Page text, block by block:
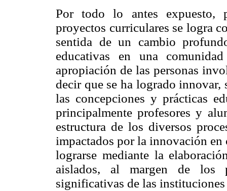
Por todo lo antes expuesto,
proyectos curriculares se logra
sentida de un cambio
educativas en una
apropiación de las personas
decir que se ha logrado
las concepciones y prácticas
principalmente profesores y
estructura de los diversos
impactados por la innovación
lograrse mediante la
aislados, al margen de los
significativas de las